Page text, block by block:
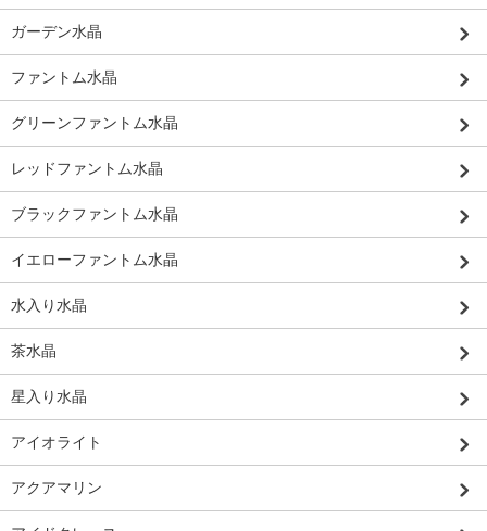
ガーデン水晶
ファントム水晶
グリーンファントム水晶
レッドファントム水晶
ブラックファントム水晶
イエローファントム水晶
水入り水晶
茶水晶
星入り水晶
アイオライト
アクアマリン